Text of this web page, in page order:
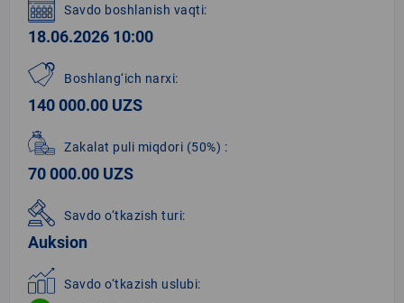
Savdo boshlanish vaqti:
18.06.2026 10:00
Boshlang‘ich narxi:
140 000.00 UZS
Zakalat puli miqdori (50%) :
70 000.00 UZS
Savdo o‘tkazish turi:
Auksion
Savdo o‘tkazish uslubi: